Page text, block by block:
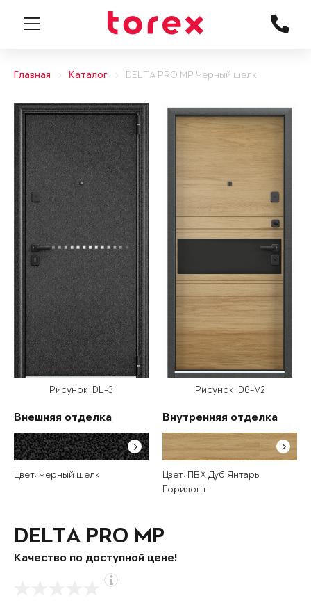
Главная Каталог DELTA PRO MP Черный шелк
Рисунок: DL-3
Внешняя отделка
Цвет: Черный шелк
Рисунок: D6-V2
Внутренняя отделка
Цвет: ПВХ Дуб Янтарь
Горизонт
DELTA PRO MP
Качество по доступной цене!